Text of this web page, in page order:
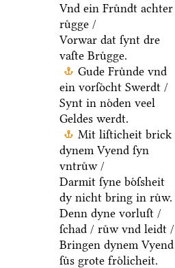
Vnd ein Fruͤndt achter
ruͤgge /
Vorwar dat ſynt dre
vaſte Bruͤgge.
Gude Fruͤnde vnd
ein vorſoͤcht Swerdt /
Synt in noͤden veel
Geldes werdt.
Mit liſticheit brick
dynem Vyend ſyn
vntruͤw /
Darmit ſyne boͤſsheit
dy nicht bring in ruͤw.
Denn dyne vorluſt /
ſchad / ruͤw vnd leidt /
Bringen dynem Vyend
ſuͤs grote froͤlicheit.